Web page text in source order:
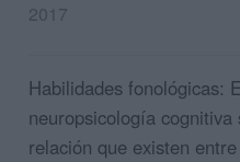
2017
Habilidades fonológicas:
neuropsicología
relación que existen